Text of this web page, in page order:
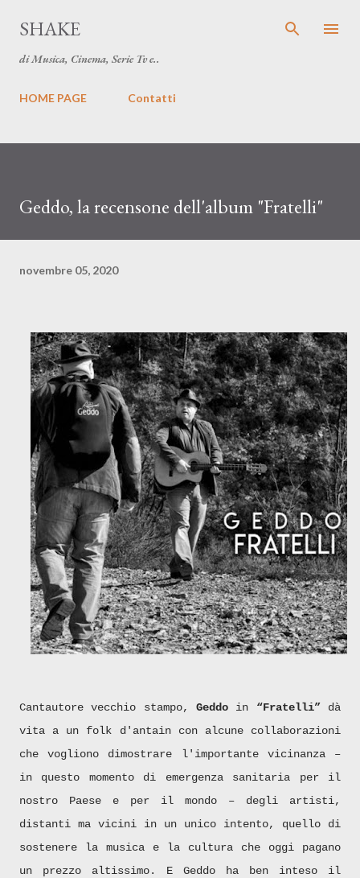
SHAKE
di Musica, Cinema, Serie Tv e..
HOME PAGE Contatti
Geddo, la recensone dell'album "Fratelli"
novembre 05, 2020
Cantautore vecchio stampo, Geddo in “Fratelli”dà
vita a un folk d'antain con alcune collaborazioni
che vogliono dimostrare l'importante vicinanza –
in questo momento di emergenza sanitaria per il
nostro Paese e per il mondo – degli artisti,
distanti ma vicini in un unico intento, quello di
sostenere la musica e la cultura che oggi pagano
un prezzo altissimo. E Geddo ha ben inteso il